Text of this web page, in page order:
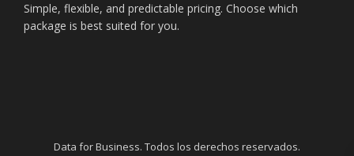
Simple, flexible, and predictable pricing. Choose which
package is best suited for you.
Data for Business. Todos los derechos reservados.